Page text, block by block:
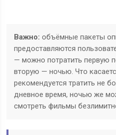
Важно: объёмные пакеты
предоставляются
— можно потратить первую
вторую — ночью. Что
рекомендуется тратить не
дневное время, ночью же
смотреть фильмы